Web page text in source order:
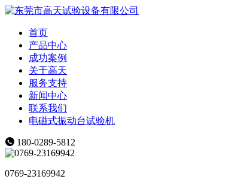
首页
产品中心
成功案例
关于高天
服务支持
新闻中心
联系我们
电磁式振动台试验机
180-0289-5812
0769-23169942